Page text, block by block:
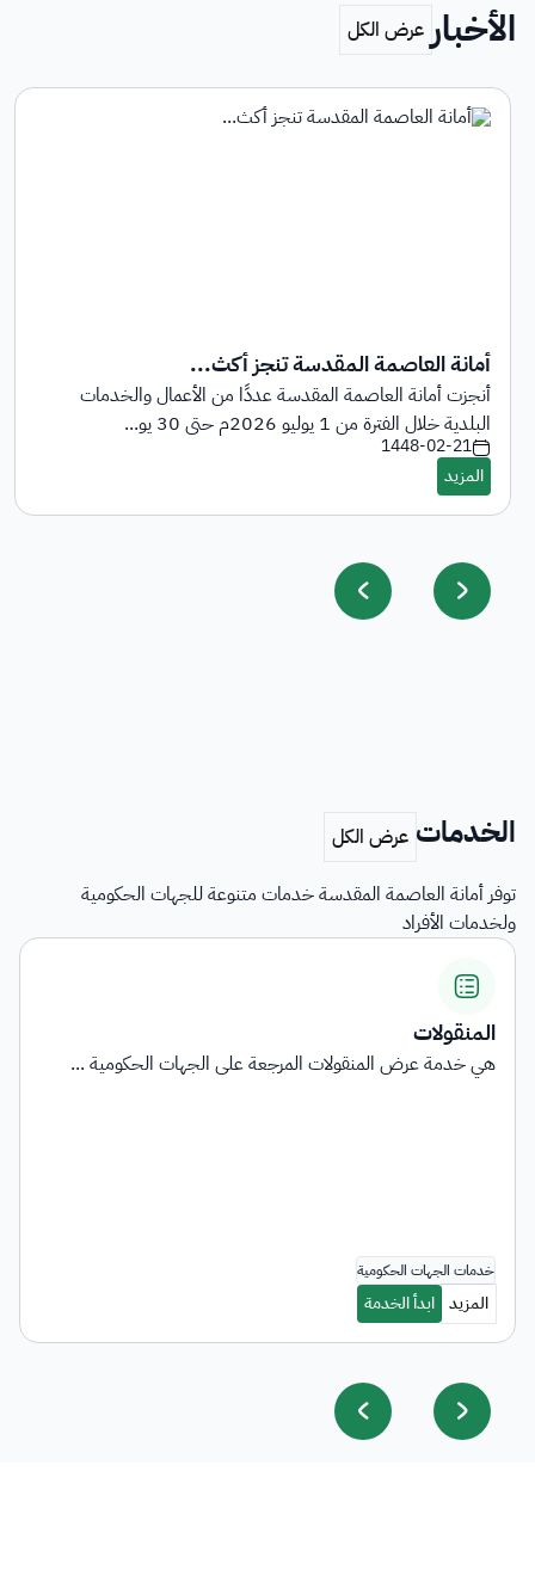
الأخبار
أمانة العاصمة المقدسة تنجز أكث...
أنجزت أمانة العاصمة المقدسة عددًا من الأعمال والخدمات
البلدية خلال الفترة من 1 يوليو 2026م حتى 30 يو...
1448-02-21
الخدمات
توفر أمانة العاصمة المقدسة خدمات متنوعة للجهات الحكومية
ولخدمات الأفراد
المنقولات
هي خدمة عرض المنقولات المرجعة على الجهات الحكومية ...